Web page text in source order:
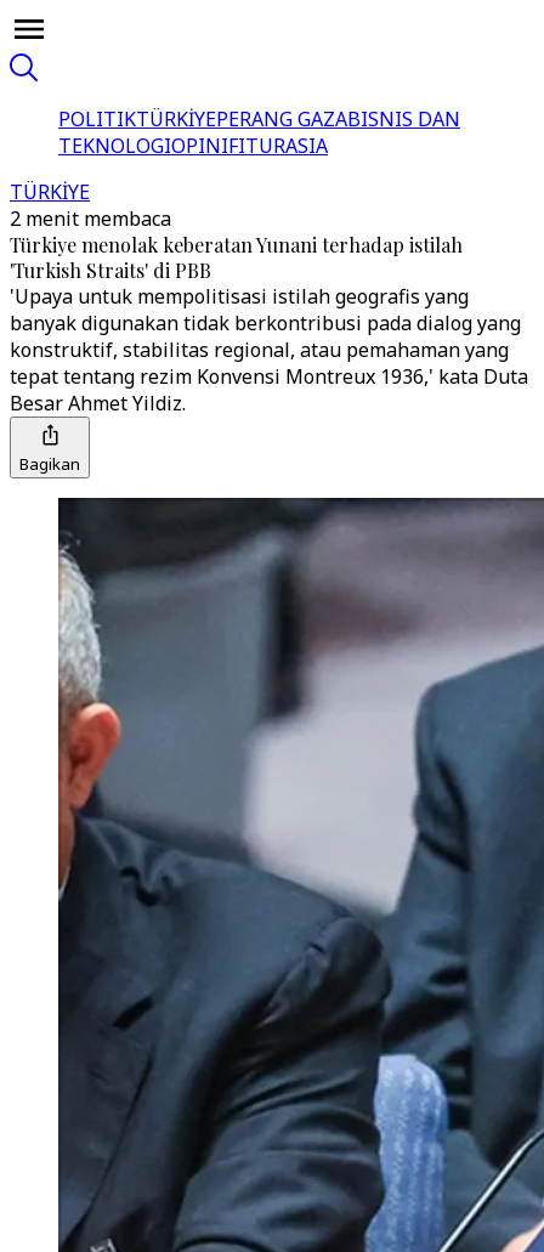
POLITIKTÜRKİYEPERANG GAZABISNIS DAN
TEKNOLOGIOPINIFITURASIA
TÜRKİYE
2 menit membaca
Türkiye menolak keberatan Yunani terhadap istilah
'Turkish Straits' di PBB
'Upaya untuk mempolitisasi istilah geografis yang
banyak digunakan tidak berkontribusi pada dialog yang
konstruktif, stabilitas regional, atau pemahaman yang
tepat tentang rezim Konvensi Montreux 1936,' kata Duta
Besar Ahmet Yildiz.
Bagikan